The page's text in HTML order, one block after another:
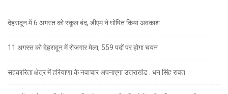
देहरादून में 6 अगस्त को स्कूल बंद, डीएम ने घोषित किया अवकाश
11 अगस्त को देहरादून में रोजगार मेला, 559 पदों पर होगा चयन
सहकारिता क्षेत्र में हरियाणा के नवाचार अपनाएगा उत्तराखंड : धन सिंह रावत